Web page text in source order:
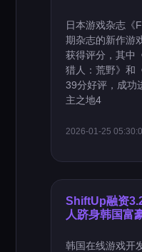
日本游戏杂志《
期杂志的新作游
获得评分，其中
猎人：荒野》和
39分好评，成功
主之地4
2026-01-25
ShiftUp融资
人跻身韩国富
韩国在线游戏开